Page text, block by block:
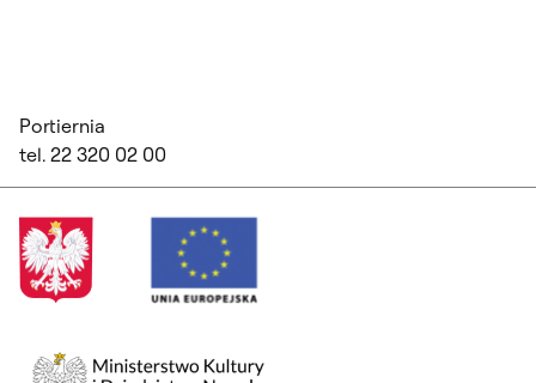
Portiernia
tel. 22 320 02 00